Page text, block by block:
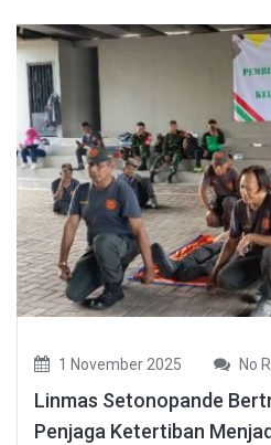
1 November 2025 No
Linmas Setonopande
Penjaga Ketertiban